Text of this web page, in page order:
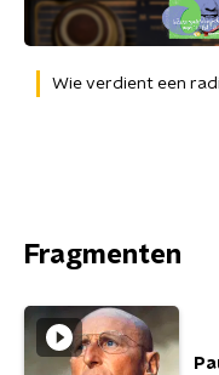
Wie verdient een
Fragmenten